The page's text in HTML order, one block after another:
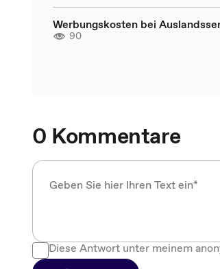
Werbungskosten bei
90
0 Kommentare
Diese Antwort unter meinem